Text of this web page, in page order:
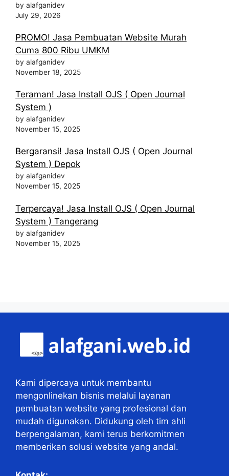
by alafganidev
July 29, 2026
PROMO! Jasa Pembuatan Website Murah
Cuma 800 Ribu UMKM
by alafganidev
November 18, 2025
Teraman! Jasa Install OJS ( Open Journal
System )
by alafganidev
November 15, 2025
Bergaransi! Jasa Install OJS ( Open Journal
System ) Depok
by alafganidev
November 15, 2025
Terpercaya! Jasa Install OJS ( Open Journal
System ) Tangerang
by alafganidev
November 15, 2025
Kami dipercaya untuk membantu
mengonlinekan bisnis melalui layanan
pembuatan website yang profesional dan
mudah digunakan. Didukung oleh tim ahli
berpengalaman, kami terus berkomitmen
memberikan solusi website yang andal.